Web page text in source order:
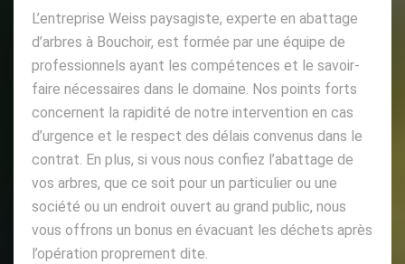
L’entreprise Weiss paysagiste, experte en abattage
d’arbres à Bouchoir, est formée par une équipe de
professionnels ayant les compétences et le savoir-
faire nécessaires dans le domaine. Nos points forts
concernent la rapidité de notre intervention en cas
d’urgence et le respect des délais convenus dans le
contrat. En plus, si vous nous confiez l’abattage de
vos arbres, que ce soit pour un particulier ou une
société ou un endroit ouvert au grand public, nous
vous offrons un bonus en évacuant les déchets après
l’opération proprement dite.